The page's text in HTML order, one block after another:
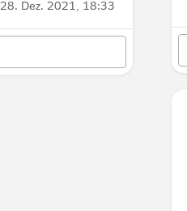
28. Dez. 2021, 18:33